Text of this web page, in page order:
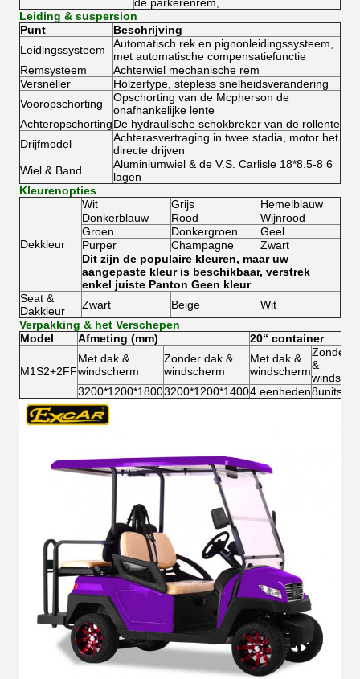
Leiding & suspersion
Punt
Beschrijving
Leidingssysteem
Automatisch rek en pignonleidingssysteem,
met automatische compensatiefunctie
Remsysteem
Achterwiel mechanische rem
Versneller
Holzertype, stepless snelheidsverandering
Vooropschorting
Opschorting van de Mcpherson de
onafhankelijke lente
AchteropschortingDe hydraulische schokbreker van de rollente
Drijfmodel
Achterasvertraging in twee stadia, motor het
directe drijven
Wiel & Band
Aluminiumwiel & de V.S. Carlisle 18*8.5-8 6
lagen
Kleurenopties
Dekkleur
Wit Grijs
Hemelblauw
Donkerblauw
Rood
Wijnrood
Groen
Donkergroen
Geel
Purper
Champagne
Zwart
Dit zijn de populaire kleuren, maar uw
aangepaste kleur is beschikbaar, verstrek
enkel juiste Panton Geen kleur
Seat &
Dakkleur
Zwart Beige
Wit
Verpakking & het Verschepen
Model
Afmeting (mm) 20“ container
M1S2+2FF
Met dak &
windscherm
Zonder dak &
windscherm
Met dak &
windscherm
Zonder
&
3200*1200*18003200*1200*14004 eenheden8units